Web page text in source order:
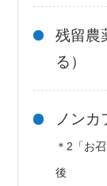
残留農
る）
ノンカ
＊2「お
後